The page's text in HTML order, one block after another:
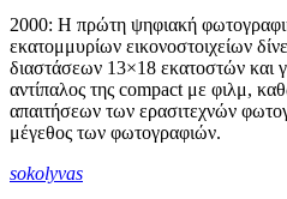
2000: Η πρώτη ψηφιακή
εκατομμυρίων εικονοστοιχείων
διαστάσεων 13×18 εκατοστών και
αντίπαλος της compact με φιλμ,
απαιτήσεων των ερασιτεχνών
μέγεθος των φωτογραφιών.
sokolyvas